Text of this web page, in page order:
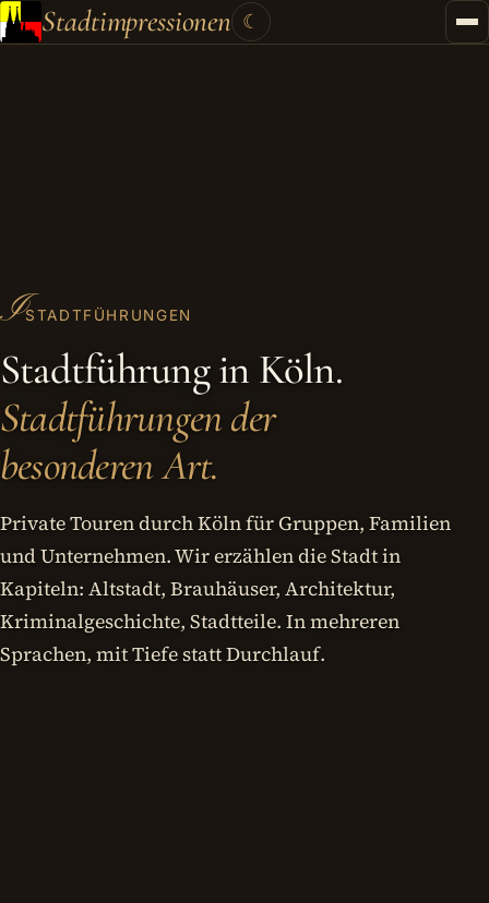
Stadtimpressionen ☾
ISTADTFÜHRUNGEN
Stadtführung in Köln.
Stadtführungen der
besonderen Art.
Private Touren durch Köln für Gruppen, Familien
und Unternehmen. Wir erzählen die Stadt in
Kapiteln: Altstadt, Brauhäuser, Architektur,
Kriminalgeschichte, Stadtteile. In mehreren
Sprachen, mit Tiefe statt Durchlauf.